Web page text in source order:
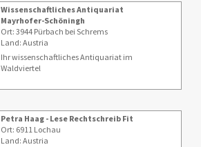
Wissenschaftliches Antiquariat
Mayrhofer-Schöningh
Ort: 3944 Pürbach bei Schrems
Land: Austria
Ihr wissenschaftliches Antiquariat im
Waldviertel
Petra Haag - Lese Rechtschreib Fit
Ort: 6911 Lochau
Land: Austria